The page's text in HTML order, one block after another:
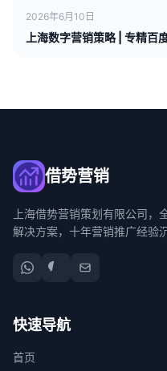
2026年6月10日
上海数字营销策略 | 专精百
借势营销
上海借势营销策划有限公司，
解决方案，十年营销推广经验沉
快速导航
首页